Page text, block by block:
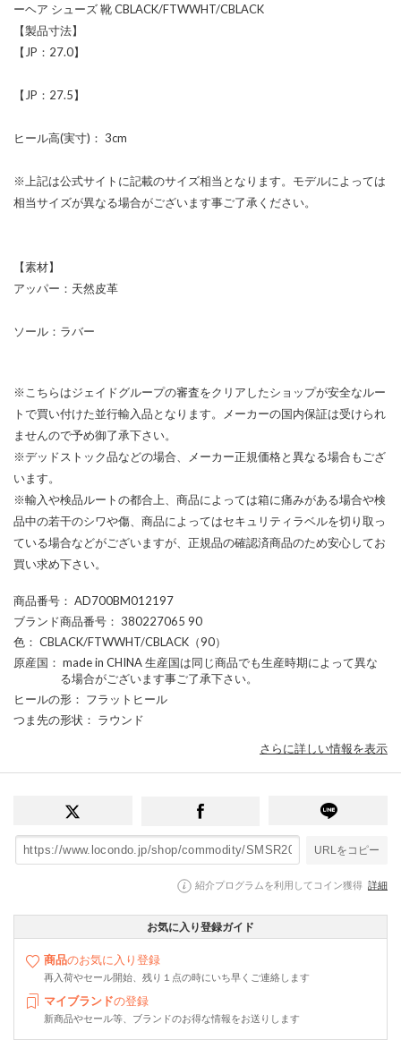
ーヘア シューズ 靴 CBLACK/FTWWHT/CBLACK
【製品寸法】
【JP：27.0】
【JP：27.5】
ヒール高(実寸)： 3cm
※上記は公式サイトに記載のサイズ相当となります。モデルによっては
相当サイズが異なる場合がございます事ご了承ください。
【素材】
アッパー：天然皮革
ソール：ラバー
※こちらはジェイドグループの審査をクリアしたショップが安全なルー
トで買い付けた並行輸入品となります。メーカーの国内保証は受けられ
ませんので予め御了承下さい。
※デッドストック品などの場合、メーカー正規価格と異なる場合もござ
います。
※輸入や検品ルートの都合上、商品によっては箱に痛みがある場合や検
品中の若干のシワや傷、商品によってはセキュリティラベルを切り取っ
ている場合などがございますが、正規品の確認済商品のため安心してお
買い求め下さい。
商品番号 ： AD700BM012197
ブランド商品番号 ： 380227065 90
色 ： CBLACK/FTWWHT/CBLACK（90）
原産国 ： made in CHINA 生産国は同じ商品でも生産時期によって異な
る場合がございます事ご了承下さい。
ヒールの形 ： フラットヒール
つま先の形状 ： ラウンド
さらに詳しい情報を表示
URLをコピー
紹介プログラムを利用してコイン獲得 詳細
お気に入り登録ガイド
商品のお気に入り登録
再入荷やセール開始、残り１点の時にいち早くご連絡します
マイブランドの登録
新商品やセール等、ブランドのお得な情報をお送りします